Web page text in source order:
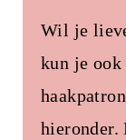
Wil je
kun je ook
hieronder.